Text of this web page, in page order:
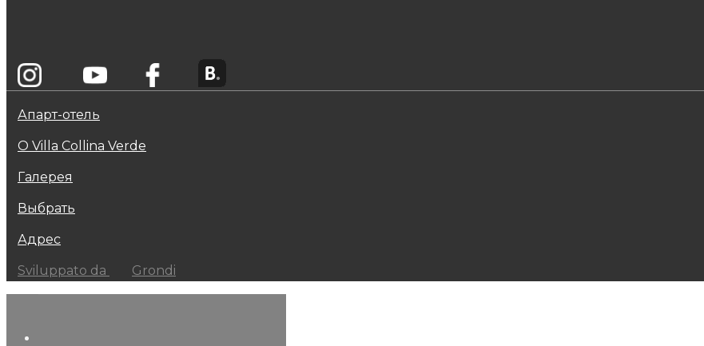
Апарт-отель
О Villa Collina Verde
Галерея
Выбрать
Адрес
Sviluppato da Grondi